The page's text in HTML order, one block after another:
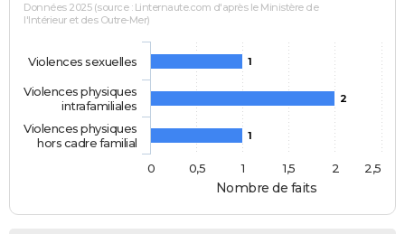
Nombre de faits
Données 2025 (source : Linternaute.com d'après le Ministère de
l'Intérieur et des Outre-Mer)
1
2
1
Violences sexuelles
Violences physiques
intrafamiliales
Violences physiques
hors cadre familial
0
0,5 1 1,5 2 2,5